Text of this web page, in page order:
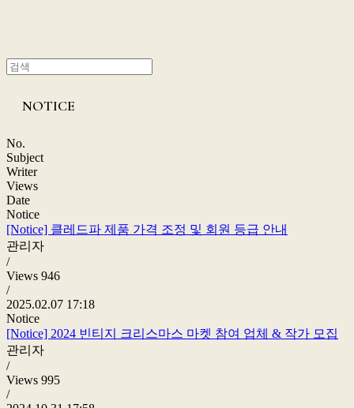
NOTICE
No.
Subject
Writer
Views
Date
Notice
[Notice] 클레드파 제품 가격 조정 및 회원 등급 안내
관리자
/
Views 946
/
2025.02.07 17:18
Notice
[Notice] 2024 빈티지 크리스마스 마켓 참여 업체 & 작가 모집
관리자
/
Views 995
/